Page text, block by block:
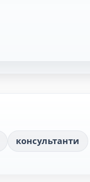
консультанти